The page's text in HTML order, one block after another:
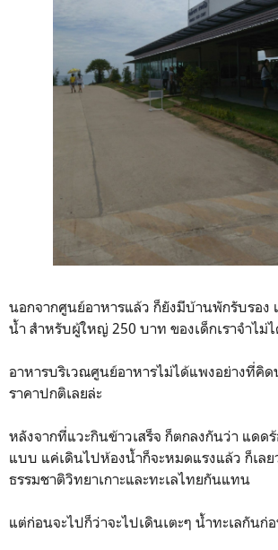
นอกจากศูนย์อาหารแล้ว ก็ยังมีบ้านพักรับรอง
น้ำ สำหรับผู้ใหญ่ 250 บาท ของเด็กเราจำไม่
อาหารบริเวณศูนย์อาหารไม่ได้แพงอย่างที่คิด
ราคาปกติเลยล่ะ
หลังจากที่แวะกินข้าวเสร็จ ก็ตกลงกันว่า แดด
แบบ แค่เดินไปห้องน้ำก็จะหมดแรงแล้ว ก็เล
ธรรมชาติวิทยาเกาะและทะเลไทยกันแทน
แต่ก่อนจะไปก็ว่าจะไปเดินเตะๆ น้ำทะเลกันก่